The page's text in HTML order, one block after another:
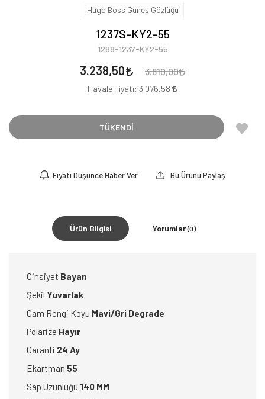
Hugo Boss Güneş Gözlüğü
1237S-KY2-55
1288-1237-KY2-55
3.238,50 3.810,00
Havale Fiyatı: 3.076,58
TÜKENDİ
Fiyatı Düşünce Haber Ver Bu Ürünü Paylaş
Ürün Bilgisi Yorumlar(0)
Cinsiyet Bayan
Şekil Yuvarlak
Cam Rengi Koyu Mavi/Gri Degrade
Polarize Hayır
Garanti 24 Ay
Ekartman 55
Sap Uzunluğu 140 MM